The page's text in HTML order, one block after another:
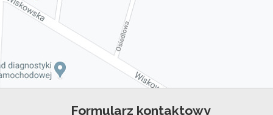
Formularz kontaktowy